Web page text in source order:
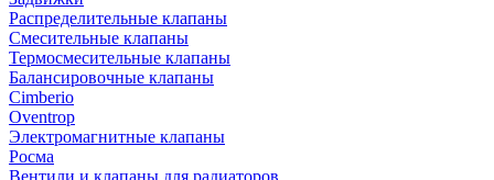
Распределительные клапаны
Cмесительные клапаны
Термосмесительные клапаны
Балансировочные клапаны
Cimberio
Oventrop
Электромагнитные клапаны
Росма
Вентили и клапаны для радиаторов